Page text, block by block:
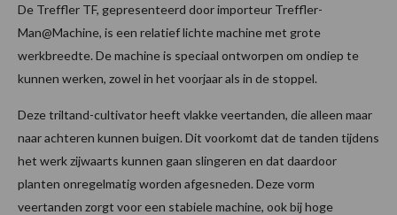
De Treffler TF, gepresenteerd door importeur Treffler-
Man@Machine, is een relatief lichte machine met grote
werkbreedte. De machine is speciaal ontworpen om ondiep te
kunnen werken, zowel in het voorjaar als in de stoppel.
Deze triltand-cultivator heeft vlakke veertanden, die alleen maar
naar achteren kunnen buigen. Dit voorkomt dat de tanden tijdens
het werk zijwaarts kunnen gaan slingeren en dat daardoor
planten onregelmatig worden afgesneden. Deze vorm
veertanden zorgt voor een stabiele machine, ook bij hoge